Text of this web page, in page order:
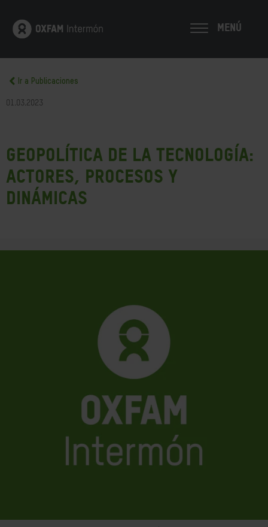
MENÚ
Ir a Publicaciones
01.03.2023
Geopolítica de la tecnología:
actores, procesos y
dinámicas